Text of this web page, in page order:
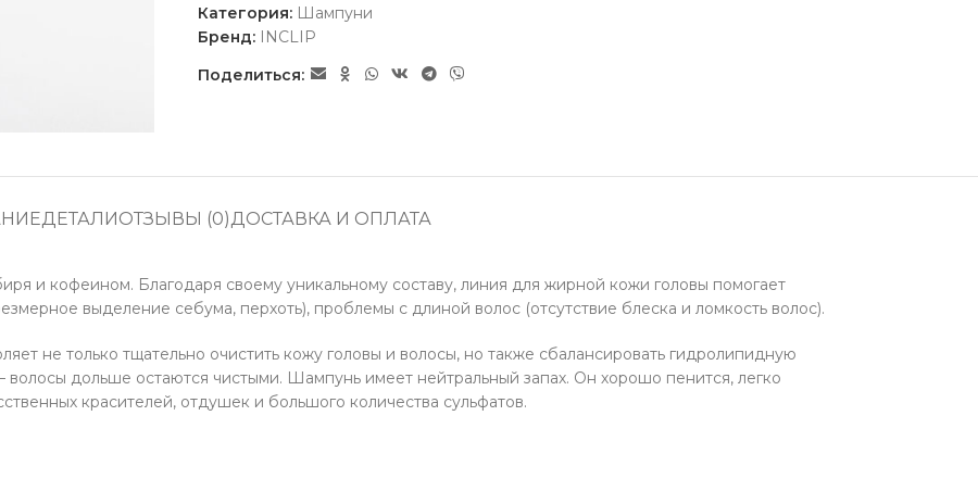
Категория: Шампуни
Бренд: INCLIP
Поделиться:
ДЕТАЛИОТЗЫВЫ (0)ДОСТАВКА И ОПЛАТА
и кофеином. Благодаря своему уникальному составу, линия для жирной кожи головы помогает
выделение себума, перхоть), проблемы с длиной волос (отсутствие блеска и ломкость волос).
не только тщательно очистить кожу головы и волосы, но также сбалансировать гидролипидную
волосы дольше остаются чистыми. Шампунь имеет нейтральный запах. Он хорошо пенится, легко
красителей, отдушек и большого количества сульфатов.